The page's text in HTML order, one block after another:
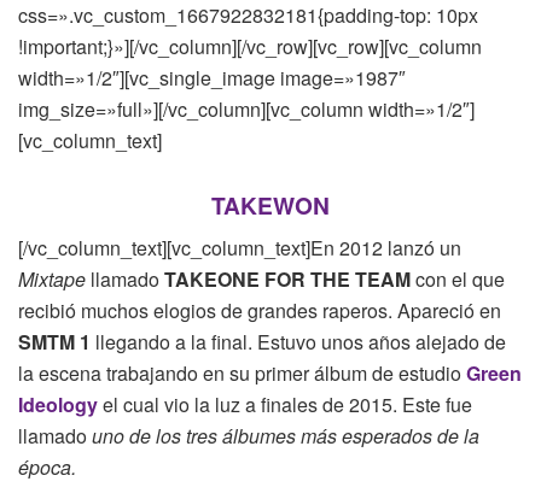
css=».vc_custom_1667922832181{padding-top: 10px
!important;}»][/vc_column][/vc_row][vc_row][vc_column
width=»1/2″][vc_single_image image=»1987″
img_size=»full»][/vc_column][vc_column width=»1/2″]
[vc_column_text]
TAKEWON
[/vc_column_text][vc_column_text]En 2012 lanzó un
Mixtape llamadoTAKEONE FOR THE TEAMcon el que
recibió muchos elogios de grandes raperos. Apareció en
SMTM 1 llegando a la final. Estuvo unos años alejado de
la escena trabajando en su primer álbum de estudioGreen
Ideologyel cual vio la luz a finales de 2015. Este fue
llamadouno de los tres álbumes más esperados de la
época.